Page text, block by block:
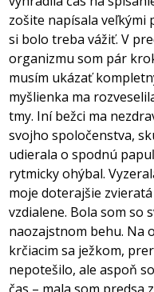
zošite napísala veľkými
si bolo treba vážiť. V
organizmu som pár
musím ukázať
myšlienka ma
tmy. Iní bežci ma
svojho spoločenstva,
udierala o spodnú
rytmicky ohýbal.
moje doterajšie
vzdialene. Bola som so
naozajstnom behu. Na
krčiacim sa ježkom,
nepotešilo, ale aspoň